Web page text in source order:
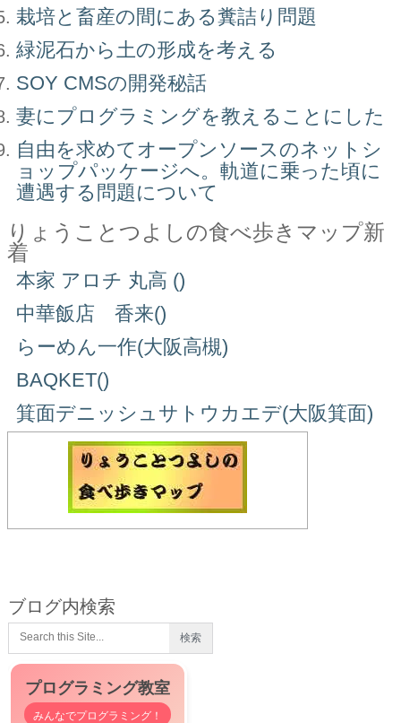
栽培と畜産の間にある糞詰り問題
緑泥石から土の形成を考える
SOY CMSの開発秘話
妻にプログラミングを教えることにした
自由を求めてオープンソースのネットシ
ョップパッケージへ。軌道に乗った頃に
遭遇する問題について
りょうことつよしの食べ歩きマップ新
着
本家 アロチ 丸高 ()
中華飯店 香来()
らーめん一作(大阪高槻)
BAQKET()
箕面デニッシュサトウカエデ(大阪箕面)
ブログ内検索
プログラミング教室
みんなでプログラミング！